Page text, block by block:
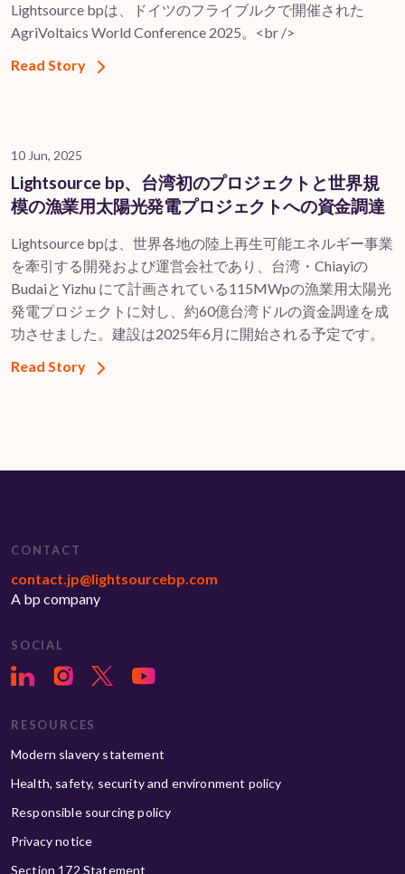
Lightsource bpは、ドイツのフライブルクで開催された
AgriVoltaics World Conference 2025。<br />
Read Story
10 Jun, 2025
Lightsource bp、台湾初のプロジェクトと世界規
模の漁業用太陽光発電プロジェクトへの資金調達
Lightsource bpは、世界各地の陸上再生可能エネルギー事業
を牽引する開発および運営会社であり、台湾・Chiayiの
BudaiとYizhu にて計画されている115MWpの漁業用太陽光
発電プロジェクトに対し、約60億台湾ドルの資金調達を成
功させました。建設は2025年6月に開始される予定です。
Read Story
CONTACT
contact.jp@lightsourcebp.com
A bp company
SOCIAL
RESOURCES
Modern slavery statement
Health, safety, security and environment policy
Responsible sourcing policy
Privacy notice
Section 172 Statement